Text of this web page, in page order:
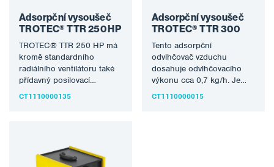
Adsorpční vysoušeč
TROTEC® TTR 250 HP
TROTEC® TTR 250 HP má
kromě standardního
radiálního ventilátoru také
přídavný posilovací
ventilátor, který posiluje tlak
CT1110000135
Adsorpční vysoušeč
TROTEC® TTR 300
Tento adsorpční
odvlhčovač vzduchu
dosahuje odvlhčovacího
výkonu cca 0,7 kg/h. Je
lehký, snadno ovladatelný a
CT1110000015